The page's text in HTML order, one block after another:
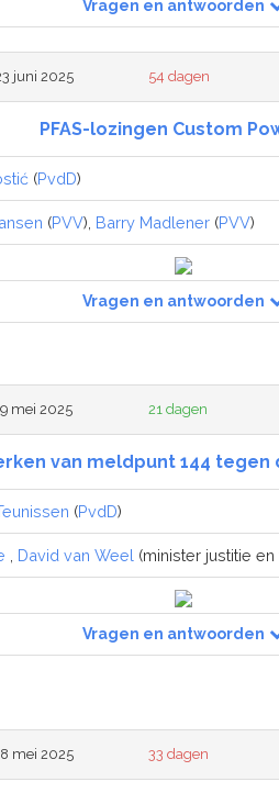
Vragen en antwoorden
juni 2025 54 dagen
PFAS-lozingen Custom
(PvdD)
(PVV), Barry Madlener (PVV)
Vragen en antwoorden
mei 2025 21 dagen
van meldpunt 144
(PvdD)
David van Weel (minister justitie
Vragen en antwoorden
mei 2025 33 dagen